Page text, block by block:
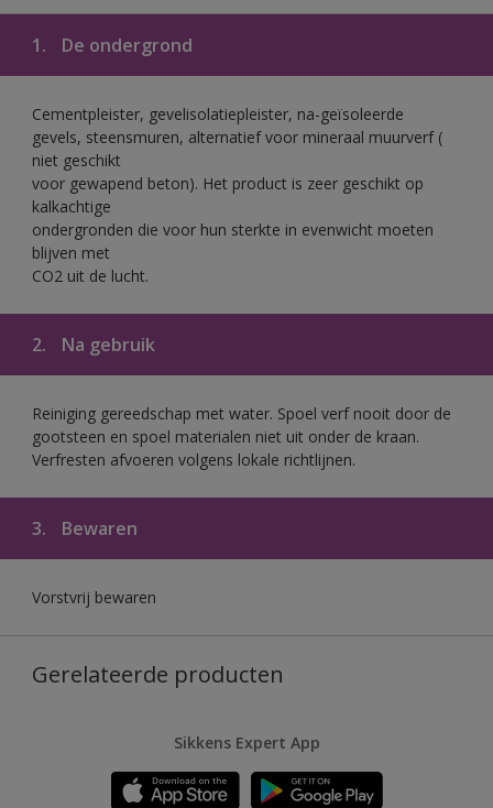
1. De ondergrond
Cementpleister, gevelisolatiepleister, na-geïsoleerde
gevels, steensmuren, alternatief voor mineraal muurverf (
niet geschikt
voor gewapend beton). Het product is zeer geschikt op
kalkachtige
ondergronden die voor hun sterkte in evenwicht moeten
blijven met
CO2 uit de lucht.
2. Na gebruik
Reiniging gereedschap met water. Spoel verf nooit door de
gootsteen en spoel materialen niet uit onder de kraan.
Verfresten afvoeren volgens lokale richtlijnen.
3. Bewaren
Vorstvrij bewaren
Gerelateerde producten
Sikkens Expert App